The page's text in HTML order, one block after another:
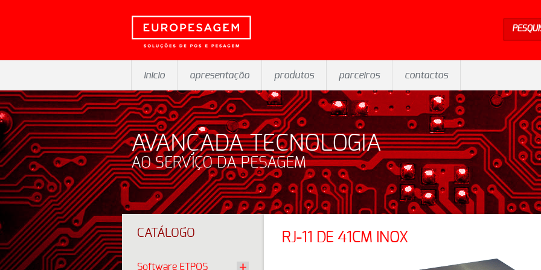
inicio apresentação produtos parceiros contactos
AVANÇADA TECNOLOGIA
AO SERVIÇO DA PESAGEM
CATÁLOGO
Software ETPOS
RJ-11 DE 41CM INOX